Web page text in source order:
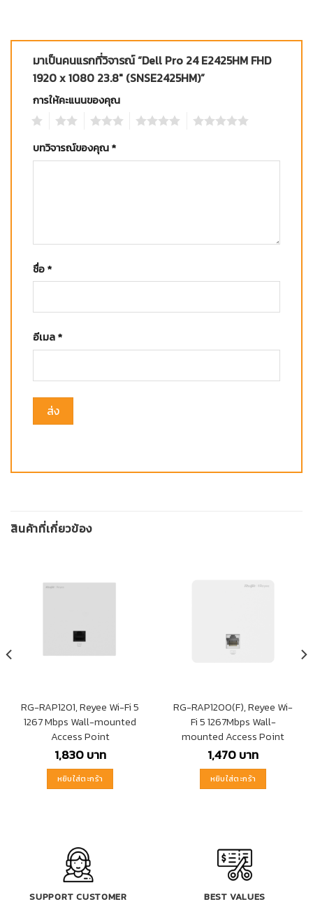
มาเป็นคนแรกที่วิจารณ์ “Dell Pro 24 E2425HM FHD
1920 x 1080 23.8″ (SNSE2425HM)”
การให้คะแนนของคุณ
บทวิจารณ์ของคุณ*
ชื่อ*
อีเมล*
สินค้าที่เกี่ยวข้อง
RG-RAP1201, Reyee Wi-Fi 5
1267 Mbps Wall-mounted
Access Point
1,830บาท
หยิบใส่ตะกร้า
RG-RAP1200(F), Reyee Wi-
Fi 5 1267Mbps Wall-
mounted Access Point
1,470บาท
หยิบใส่ตะกร้า
SUPPORT CUSTOMER
BEST VALUES